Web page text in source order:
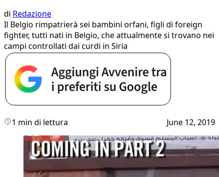
di Redazione
Il Belgio rimpatrierà sei bambini orfani, figli di foreign
fighter, tutti nati in Belgio, che attualmente si trovano nei
campi controllati dai curdi in Siria
1 min di lettura June 12, 2019